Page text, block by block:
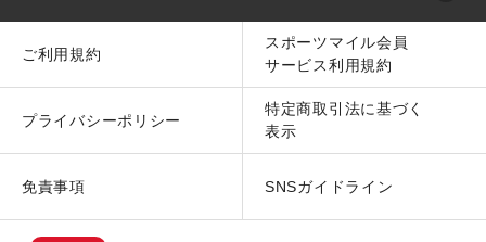
ご利用規約
スポーツマイル会員
サービス利用規約
プライバシーポリシー
特定商取引法に基づく
表示
免責事項 SNSガイドライン